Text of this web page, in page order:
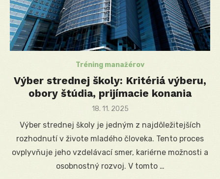
Tréning manažérov
Výber strednej školy: Kritériá výberu,
obory štúdia, prijímacie konania
Posted
18. 11. 2025
Výber strednej školy je jedným z najdôležitejších
rozhodnutí v živote mladého človeka. Tento proces
ovplyvňuje jeho vzdelávací smer, kariérne možnosti a
osobnostný rozvoj. V tomto …